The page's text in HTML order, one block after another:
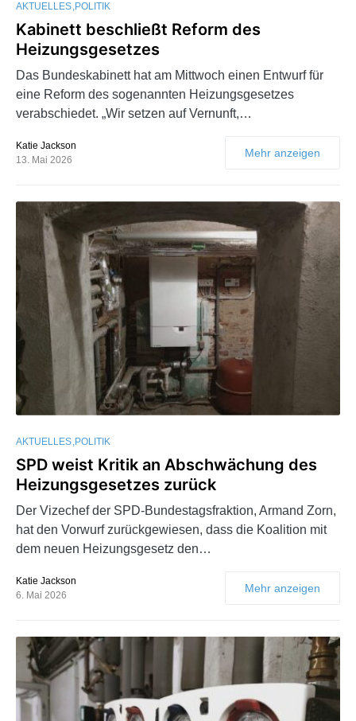
AKTUELLES POLITIK
Kabinett beschließt Reform des
Heizungsgesetzes
Das Bundeskabinett hat am Mittwoch einen Entwurf für
eine Reform des sogenannten Heizungsgesetzes
verabschiedet. „Wir setzen auf Vernunft,…
Katie Jackson
13. Mai 2026
Mehr anzeigen
AKTUELLES POLITIK
SPD weist Kritik an Abschwächung des
Heizungsgesetzes zurück
Der Vizechef der SPD-Bundestagsfraktion, Armand Zorn,
hat den Vorwurf zurückgewiesen, dass die Koalition mit
dem neuen Heizungsgesetz den…
Katie Jackson
6. Mai 2026
Mehr anzeigen